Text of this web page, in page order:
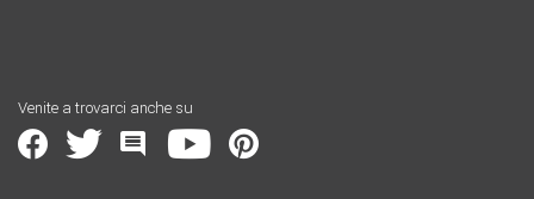
Venite a trovarci anche su